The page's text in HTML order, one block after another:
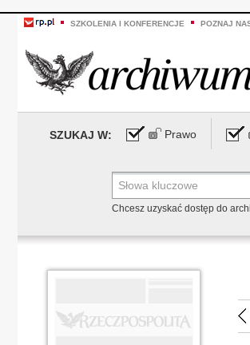
SZKOLENIA I KONFERENCJE POZNAJ
SZUKAJ W: Prawo
Chcesz uzyskać dostęp do